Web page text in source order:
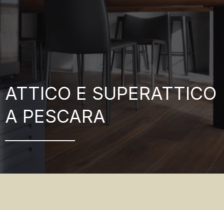
ATTICO E SUPERATTICO
A PESCARA